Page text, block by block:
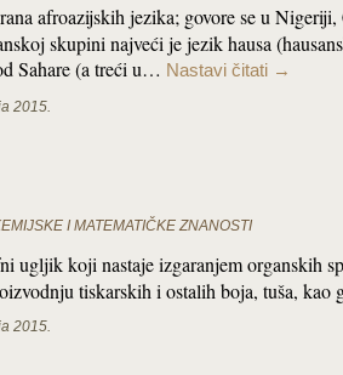
afroazijskih jezika; govore se u
skupini najveći je jezik hausa
Sahare (a treći u… Nastavi čitati →
2015.
I MATEMATIČKE ZNANOSTI
ugljik koji nastaje izgaranjem organskih
tiskarskih i ostalih boja, tuša, kao
2015.